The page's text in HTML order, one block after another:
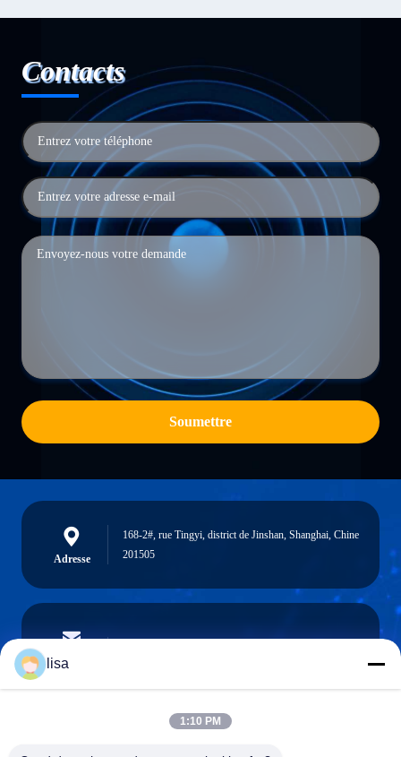
Contacts
Soumettre
Adresse
168-2#, rue Tingyi, district de Jinshan, Shanghai, Chine
201505
E-mail
lisa
1:10 PM